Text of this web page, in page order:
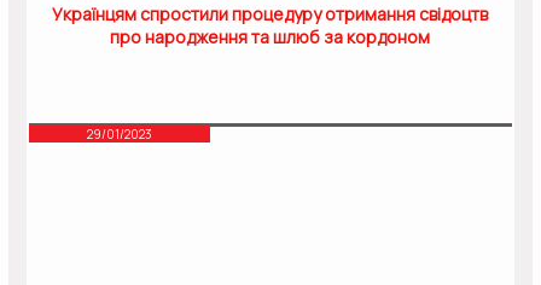
Українцям спростили процедуру отримання свідоцтв
про народження та шлюб за кордоном
29/01/2023